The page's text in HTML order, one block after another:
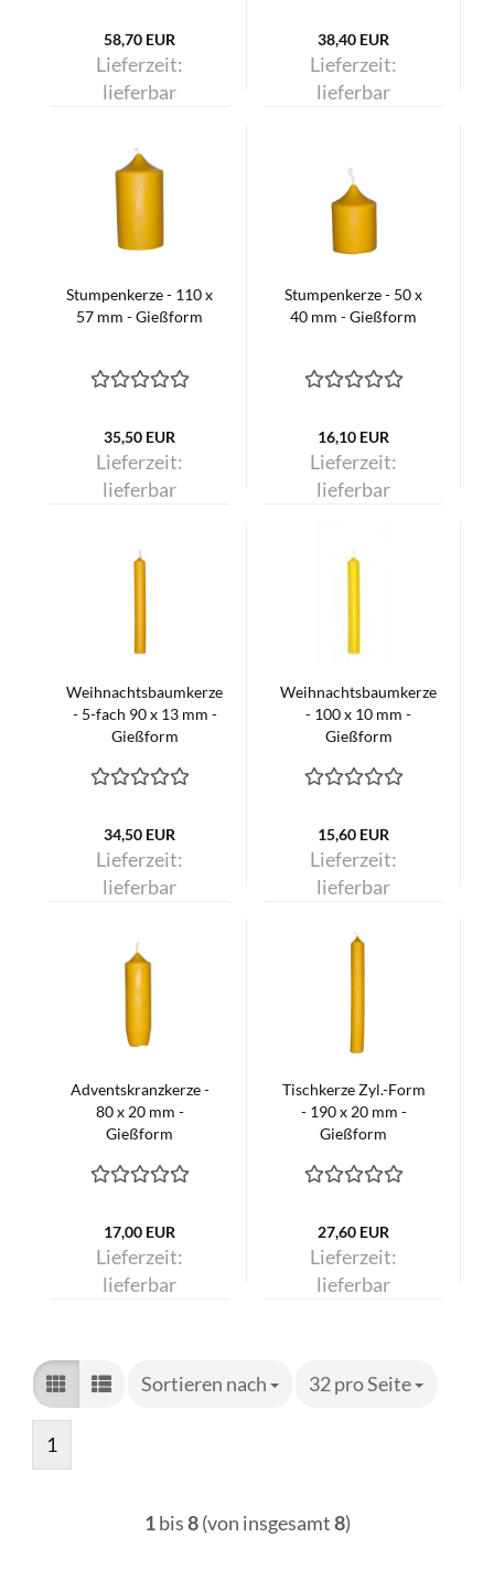
58,70 EUR
Lieferzeit:
lieferbar
38,40 EUR
Lieferzeit:
lieferbar
Stumpenkerze - 110 x
57 mm - Gießform
35,50 EUR
Lieferzeit:
lieferbar
Stumpenkerze - 50 x
40 mm - Gießform
16,10 EUR
Lieferzeit:
lieferbar
Weihnachtsbaumkerze
- 5-fach 90 x 13 mm -
Gießform
34,50 EUR
Lieferzeit:
lieferbar
Weihnachtsbaumkerze
- 100 x 10 mm -
Gießform
15,60 EUR
Lieferzeit:
lieferbar
Adventskranzkerze -
80 x 20 mm -
Gießform
17,00 EUR
Lieferzeit:
lieferbar
Tischkerze Zyl.-Form
- 190 x 20 mm -
Gießform
27,60 EUR
Lieferzeit:
lieferbar
Sortieren nach
Sortieren nach 32 pro Seite
pro Seite
1
1bis8(von insgesamt8)